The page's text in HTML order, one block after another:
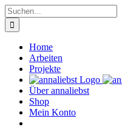
Zum
Inhalt
springen
Suche
nach:
Home
Arbeiten
Projekte
Über annaliebst
Shop
Mein Konto